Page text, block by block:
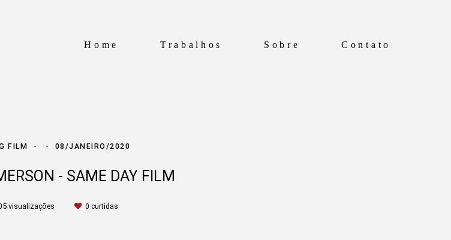
Home Trabalhos Sobre Contato
FILM 08/JANEIRO/2020
- SAME DAY FILM
visualizações 0 curtidas